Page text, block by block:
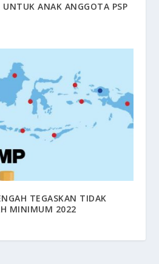
UNTUK ANAK ANGGOTA PSP
TEGASKAN TIDAK
MINIMUM 2022